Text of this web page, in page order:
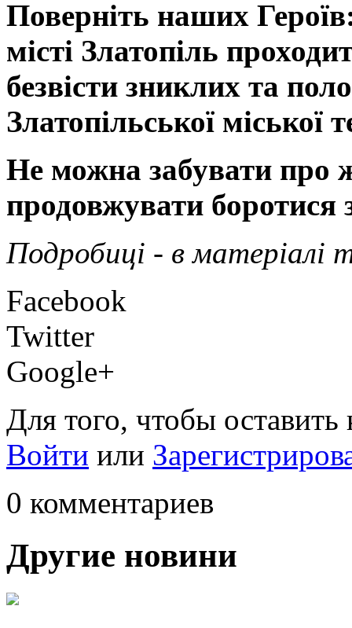
Поверніть наших
місті Златопіль
безвісти зниклих та
Златопільської міської
Не можна забувати про
продовжувати боротися
Подробиці - в матеріалі
Facebook
Twitter
Google+
Для того, чтобы
Войти или
0 комментариев
Другие новини